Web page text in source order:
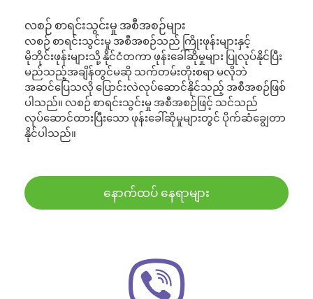
လစဉ် စာရင်းသွင်းမှု အစီအစဉ်များ
လစဉ် စာရင်းသွင်းမှု အစီအစဉ်သည် ကြိုးဖုန်းများနှင့်
မိုဘိုင်းဖုန်းများသို့ နိုင်ငံတကာ ဖုန်းခေါ်ဆိုမှုများ ပြုလုပ်နိုင်ပြီး
မည်သည့်အချိန်တွင်မဆို သက်တမ်းတိုးစရာ မလိုဘဲ
အဆင်ပြေသလို ပြောင်းလဲလုပ်ဆောင်နိုင်သည့် အစီအစဉ်ဖြစ်
ပါသည်။ လစဉ် စာရင်းသွင်းမှု အစီအစဉ်ဖြင့် သင်သည်
လုပ်ဆောင်ထားပြီးသော ဖုန်းခေါ်ဆိုမှုများတွင် ပိုက်ဆံချွေတာ
နိုင်ပါသည်။
နောက်ထပ် နေရာများ